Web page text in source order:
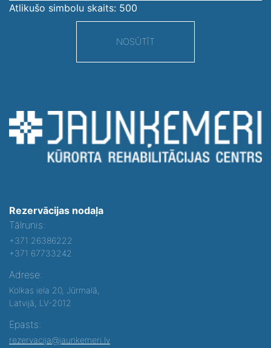
Atlikušo simbolu skaits: 500
NOSŪTĪT
Rezervācijas nodaļa
Tālrunis:
+371 26386222
+371 67733242
Adrese:
Kolkas iela 20, Jūrmalā,
Latvijā, LV-2012
Epasts:
rezervacija@jaunkemeri.lv